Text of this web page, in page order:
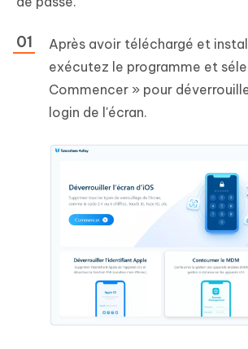
Après avoir téléchargé et
exécutez le programme et
Commencer » pour
login de l'écran.